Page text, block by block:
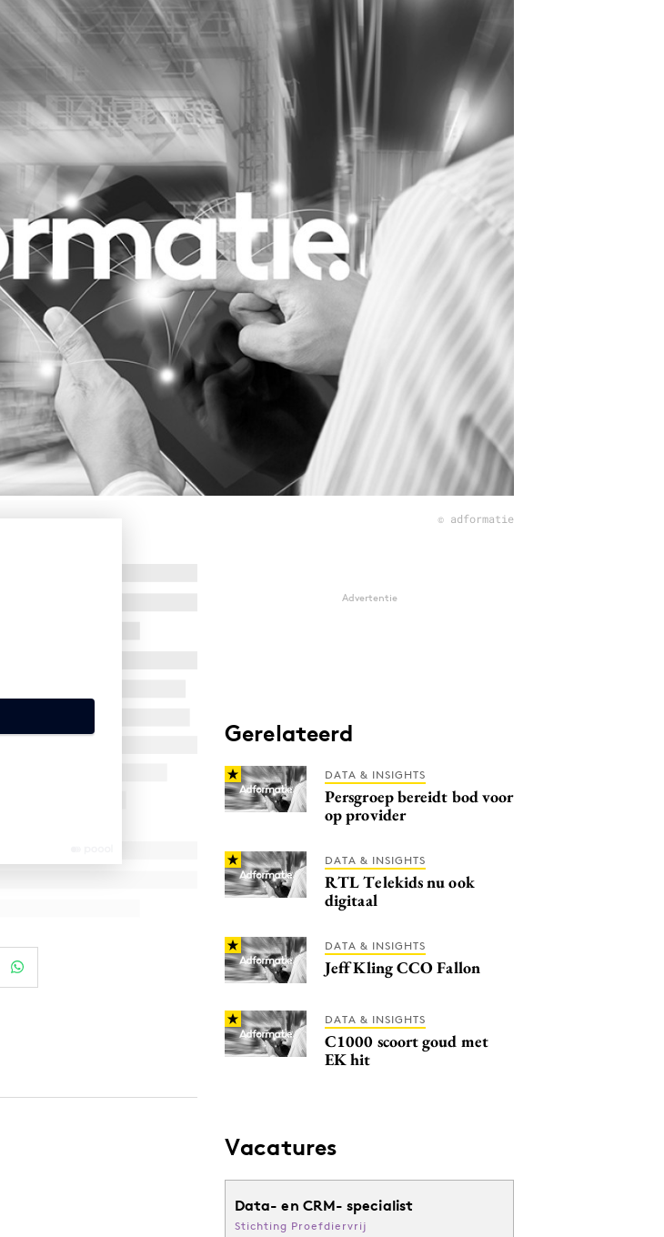
Purpose Marketing
Reputatie & crisis
© adformatie
Advertentie
Gerelateerd
DATA & INSIGHTS
Persgroep bereidt bod voor
op provider
DATA & INSIGHTS
RTL Telekids nu ook
digitaal
DATA & INSIGHTS
Jeff Kling CCO Fallon
DATA & INSIGHTS
C1000 scoort goud met
EK hit
Vacatures
Data- en CRM- specialist
Stichting Proefdiervrij